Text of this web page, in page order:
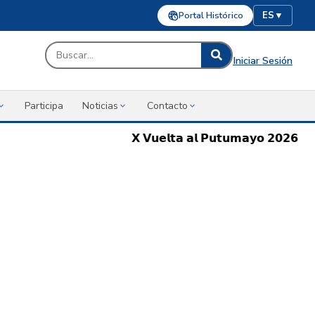
Portal Histórico ES▼
Iniciar Sesión
Participa Noticias Contacto
𝗫 𝗩𝘂𝗲𝗹𝘁𝗮 𝗮𝗹 𝗣𝘂𝘁𝘂𝗺𝗮𝘆𝗼 𝟮𝟬𝟮𝟲